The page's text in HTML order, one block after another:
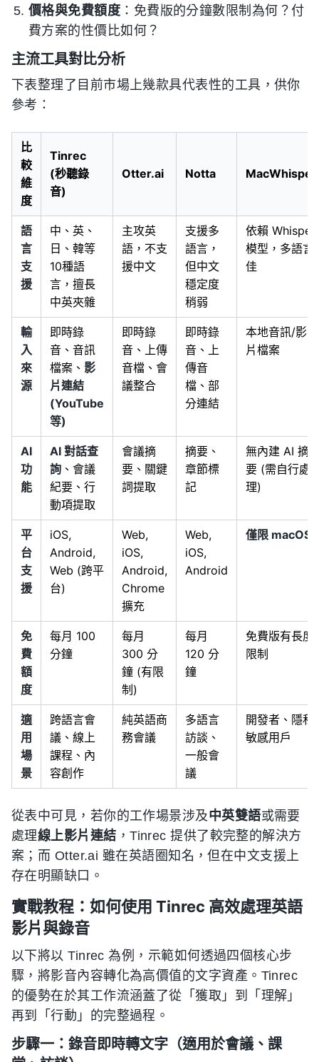
價格與免費額度 ：免費版的分鐘數限制為何？付
費方案的性價比如何？
主流工具對比分析
下表整理了目前市場上幾款具代表性的工具，供你
參考：
比
較
維
度
Tinrec
(秒聽錄
音)
Otter.ai Notta MacWhisper
語
言
支
援
中、英、
日、韓等
10種語
言，擅長
中英夾雜
主攻英
語，不支
援中文
支援多
語言，
但中文
穩定度
稍弱
依賴 Whisper
模型，多語言
佳
輸
入
來
源
即時錄
音、音訊
檔案、 影
片連結
(YouTube
等)
即時錄
音、上傳
音檔、會
議整合
即時錄
音、上
傳音
檔、部
分連結
本地音訊/影
片檔案
AI
功
能
AI 對話查
詢 、會議
紀要、行
動項提取
會議摘
要、關鍵
詞提取
摘要、
章節標
記
無內建 AI 摘
要 (需自行處
理)
平
台
支
援
iOS,
Android,
Web (跨平
台)
Web,
iOS,
Android,
Chrome
擴充
Web,
iOS,
Android
僅限 macOS
免
費
額
度
每月 100
分鐘
每月
300 分
鐘 (有限
制)
每月
120 分
鐘
免費版有長度
限制
適
用
場
景
跨語言會
議、線上
課程、內
容創作
純英語商
務會議
多語言
訪談、
一般會
議
開發者、隱私
敏感用戶
從表中可見，若你的工作場景涉及中英雙語或需要
處理線上影片連結 ，Tinrec 提供了較完整的解決方
案；而 Otter.ai 雖在英語圈知名，但在中文支援上
存在明顯缺口。
實戰教程：如何使用 Tinrec 高效處理英語
影片與錄音
以下將以 Tinrec 為例，示範如何透過四個核心步
驟，將影音內容轉化為高價值的文字資產。Tinrec
的優勢在於其工作流涵蓋了從「獲取」到「理解」
再到「行動」的完整過程。
步驟一：錄音即時轉文字（適用於會議、課